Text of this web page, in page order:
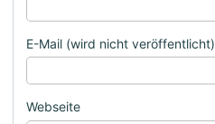
E-Mail (wird nicht veröffentlicht)
Webseite